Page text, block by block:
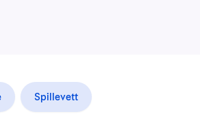
Spillevett